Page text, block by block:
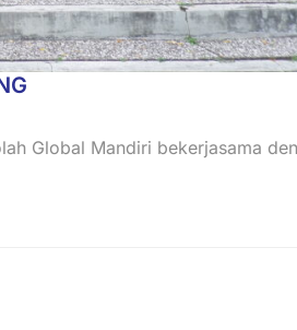
Global Mandiri bekerjasama